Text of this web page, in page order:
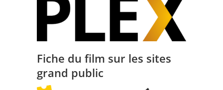
Fiche du film sur les sites
grand public